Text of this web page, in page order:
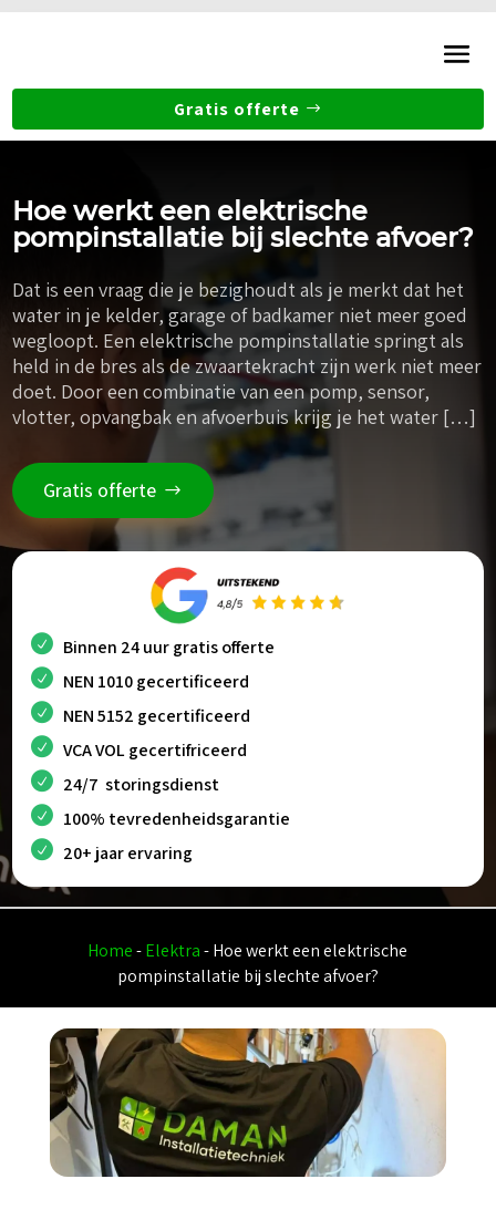
Gratis offerte
Hoe werkt een elektrische
pompinstallatie bij slechte afvoer?
Dat is een vraag die je bezighoudt als je merkt dat het
water in je kelder, garage of badkamer niet meer goed
wegloopt. Een elektrische pompinstallatie springt als
held in de bres als de zwaartekracht zijn werk niet meer
doet. Door een combinatie van een pomp, sensor,
vlotter, opvangbak en afvoerbuis krijg je het water […]
Gratis offerte
Binnen 24 uur gratis offerte
NEN 1010 gecertificeerd
NEN 5152 gecertificeerd
VCA VOL gecertifriceerd
24/7 storingsdienst
100% tevredenheidsgarantie
20+ jaar ervaring
Home-Elektra-Hoe werkt een elektrische
pompinstallatie bij slechte afvoer?